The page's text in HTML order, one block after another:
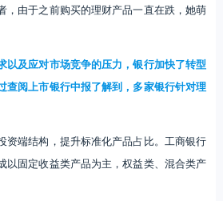
，由于之前购买的理财产品一直在跌，她萌
以及应对市场竞争的压力，银行加快了转型
查阅上市银行中报了解到，多家银行针对理
资端结构，提升标准化产品占比。工商银行
以固定收益类产品为主，权益类、混合类产